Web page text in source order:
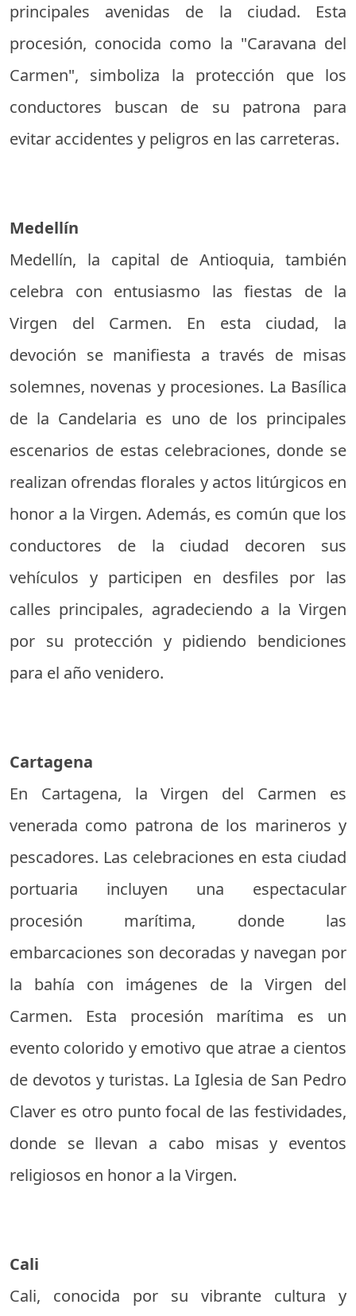
principales avenidas de la ciudad. Esta
procesión, conocida como la "Caravana del
Carmen", simboliza la protección que los
conductores buscan de su patrona para
evitar accidentes y peligros en las carreteras.
Medellín
Medellín, la capital de Antioquia, también
celebra con entusiasmo las fiestas de la
Virgen del Carmen. En esta ciudad, la
devoción se manifiesta a través de misas
solemnes, novenas y procesiones. La Basílica
de la Candelaria es uno de los principales
escenarios de estas celebraciones, donde se
realizan ofrendas florales y actos litúrgicos en
honor a la Virgen. Además, es común que los
conductores de la ciudad decoren sus
vehículos y participen en desfiles por las
calles principales, agradeciendo a la Virgen
por su protección y pidiendo bendiciones
para el año venidero.
Cartagena
En Cartagena, la Virgen del Carmen es
venerada como patrona de los marineros y
pescadores. Las celebraciones en esta ciudad
portuaria incluyen una espectacular
procesión marítima, donde las
embarcaciones son decoradas y navegan por
la bahía con imágenes de la Virgen del
Carmen. Esta procesión marítima es un
evento colorido y emotivo que atrae a cientos
de devotos y turistas. La Iglesia de San Pedro
Claver es otro punto focal de las festividades,
donde se llevan a cabo misas y eventos
religiosos en honor a la Virgen.
Cali
Cali, conocida por su vibrante cultura y